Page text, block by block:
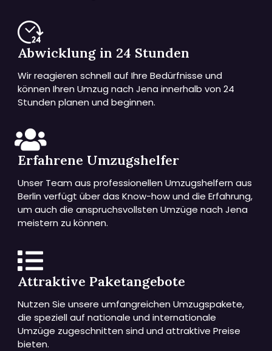
Abwicklung in 24 Stunden
Wir reagieren schnell auf Ihre Bedürfnisse und
können Ihren Umzug nach Jena innerhalb von 24
Stunden planen und beginnen.
Erfahrene Umzugshelfer
Unser Team aus professionellen Umzugshelfern aus
Berlin verfügt über das Know-how und die Erfahrung,
um auch die anspruchsvollsten Umzüge nach Jena
meistern zu können.
Attraktive Paketangebote
Nutzen Sie unsere umfangreichen Umzugspakete,
die speziell auf nationale und internationale
Umzüge zugeschnitten sind und attraktive Preise
bieten.